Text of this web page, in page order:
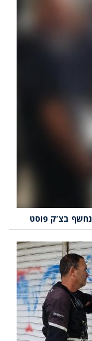
נחשף בצ’ק פוסט